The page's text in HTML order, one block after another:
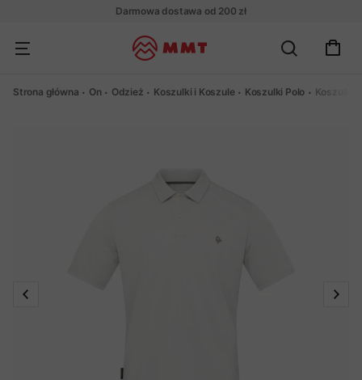
Darmowa dostawa od 200 zł
Strona główna On Odzież Koszulki i Koszule Koszulki Polo Koszulka